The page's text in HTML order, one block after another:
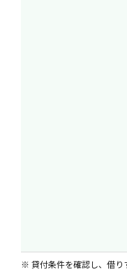
貸付条件を確認し、借り